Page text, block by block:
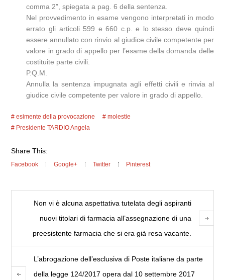
comma 2”, spiegata a pag. 6 della sentenza.
Nel provvedimento in esame vengono interpretati in modo
errato gli articoli 599 e 660 c.p. e lo stesso deve quindi
essere annullato con rinvio al giudice civile competente per
valore in grado di appello per l’esame della domanda delle
costituite parte civili.
P.Q.M.
Annulla la sentenza impugnata agli effetti civili e rinvia al
giudice civile competente per valore in grado di appello.
esimente della provocazione
molestie
Presidente TARDIO Angela
Share This:
Facebook Google+ Twitter Pinterest
Non vi è alcuna aspettativa tutelata degli aspiranti
nuovi titolari di farmacia all’assegnazione di una
preesistente farmacia che si era già resa vacante.
L’abrogazione dell’esclusiva di Poste italiane da parte
della legge 124/2017 opera dal 10 settembre 2017